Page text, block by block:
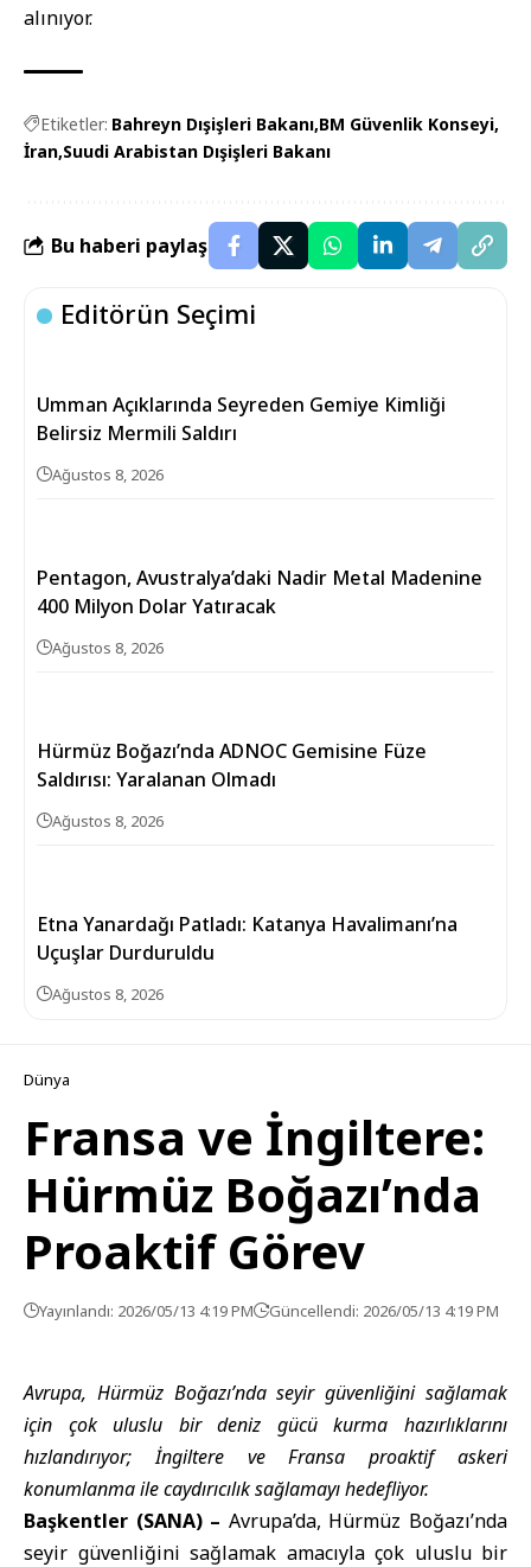
alınıyor.
Etiketler: Bahreyn Dışişleri Bakanı BM Güvenlik Konseyi
İran Suudi Arabistan Dışişleri Bakanı
Bu haberi paylaş
Editörün Seçimi
Umman Açıklarında Seyreden Gemiye Kimliği
Belirsiz Mermili Saldırı
Ağustos 8, 2026
Pentagon, Avustralya’daki Nadir Metal Madenine
400 Milyon Dolar Yatıracak
Ağustos 8, 2026
Hürmüz Boğazı’nda ADNOC Gemisine Füze
Saldırısı: Yaralanan Olmadı
Ağustos 8, 2026
Etna Yanardağı Patladı: Katanya Havalimanı’na
Uçuşlar Durduruldu
Ağustos 8, 2026
Dünya
Fransa ve İngiltere:
Hürmüz Boğazı’nda
Proaktif Görev
Yayınlandı: 2026/05/13 4:19 PM Güncellendi: 2026/05/13 4:19 PM
Avrupa, Hürmüz Boğazı’nda seyir güvenliğini sağlamak
için çok uluslu bir deniz gücü kurma hazırlıklarını
hızlandırıyor; İngiltere ve Fransa proaktif askeri
konumlanma ile caydırıcılık sağlamayı hedefliyor.
Başkentler (SANA) – Avrupa’da, Hürmüz Boğazı’nda
seyir güvenliğini sağlamak amacıyla çok uluslu bir